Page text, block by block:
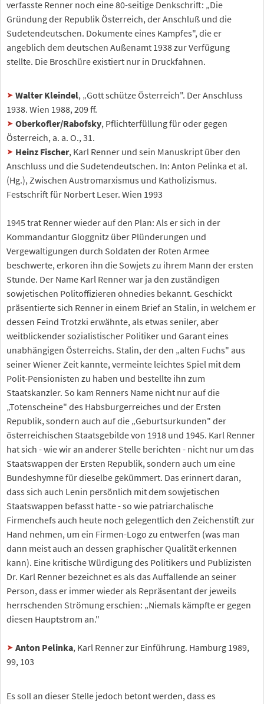
verfasste Renner noch eine 80-seitige Denkschrift: „Die
Gründung der Republik Österreich, der Anschluß und die
Sudetendeutschen. Dokumente eines Kampfes", die er
angeblich dem deutschen Außenamt 1938 zur Verfügung
stellte. Die Broschüre existiert nur in Druckfahnen.
Walter Kleindel, „Gott schütze Österreich". Der Anschluss
1938. Wien 1988, 209 ff.
Oberkofler/Rabofsky, Pflichterfüllung für oder gegen
Österreich, a. a. O., 31.
Heinz Fischer, Karl Renner und sein Manuskript über den
Anschluss und die Sudetendeutschen. In: Anton Pelinka et al.
(Hg.), Zwischen Austromarxismus und Katholizismus.
Festschrift für Norbert Leser. Wien 1993
1945 trat Renner wieder auf den Plan: Als er sich in der
Kommandantur Gloggnitz über Plünderungen und
Vergewaltigungen durch Soldaten der Roten Armee
beschwerte, erkoren ihn die Sowjets zu ihrem Mann der ersten
Stunde. Der Name Karl Renner war ja den zuständigen
sowjetischen Politoffizieren ohnedies bekannt. Geschickt
präsentierte sich Renner in einem Brief an Stalin, in welchem er
dessen Feind Trotzki erwähnte, als etwas seniler, aber
weitblickender sozialistischer Politiker und Garant eines
unabhängigen Österreichs. Stalin, der den „alten Fuchs" aus
seiner Wiener Zeit kannte, vermeinte leichtes Spiel mit dem
Polit-Pensionisten zu haben und bestellte ihn zum
Staatskanzler. So kam Renners Name nicht nur auf die
„Totenscheine" des Habsburgerreiches und der Ersten
Republik, sondern auch auf die „Geburtsurkunden" der
österreichischen Staatsgebilde von 1918 und 1945. Karl Renner
hat sich - wie wir an anderer Stelle berichten - nicht nur um das
Staatswappen der Ersten Republik, sondern auch um eine
Bundeshymne für dieselbe gekümmert. Das erinnert daran,
dass sich auch Lenin persönlich mit dem sowjetischen
Staatswappen befasst hatte - so wie patriarchalische
Firmenchefs auch heute noch gelegentlich den Zeichenstift zur
Hand nehmen, um ein Firmen-Logo zu entwerfen (was man
dann meist auch an dessen graphischer Qualität erkennen
kann). Eine kritische Würdigung des Politikers und Publizisten
Dr. Karl Renner bezeichnet es als das Auffallende an seiner
Person, dass er immer wieder als Repräsentant der jeweils
herrschenden Strömung erschien: „Niemals kämpfte er gegen
diesen Hauptstrom an."
Anton Pelinka, Karl Renner zur Einführung. Hamburg 1989,
99, 103
Es soll an dieser Stelle jedoch betont werden, dass es